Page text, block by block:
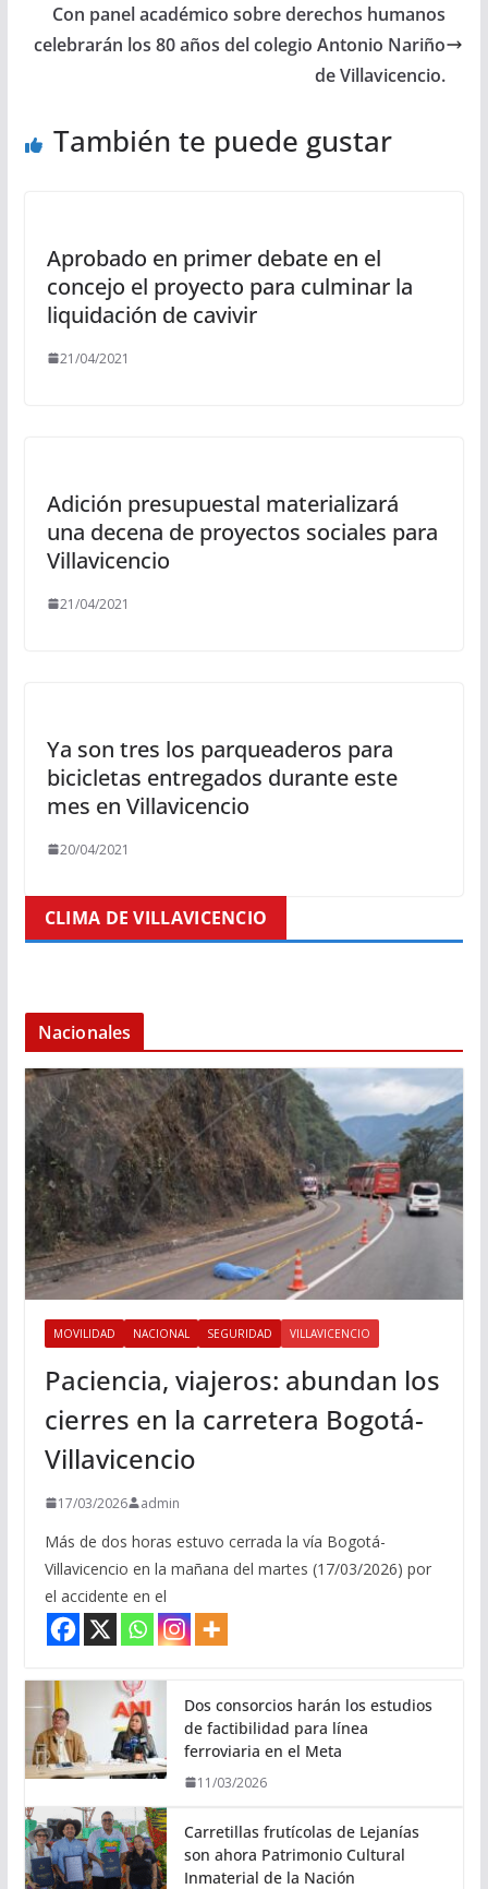
Con panel académico sobre derechos humanos
celebrarán los 80 años del colegio Antonio Nariño
de Villavicencio.
También te puede gustar
Aprobado en primer debate en el
concejo el proyecto para culminar la
liquidación de cavivir
21/04/2021
Adición presupuestal materializará
una decena de proyectos sociales para
Villavicencio
21/04/2021
Ya son tres los parqueaderos para
bicicletas entregados durante este
mes en Villavicencio
20/04/2021
CLIMA DE VILLAVICENCIO
Nacionales
MOVILIDAD NACIONAL SEGURIDAD VILLAVICENCIO
Paciencia, viajeros: abundan los
cierres en la carretera Bogotá-
Villavicencio
17/03/2026 admin
Más de dos horas estuvo cerrada la vía Bogotá-
Villavicencio en la mañana del martes (17/03/2026) por
el accidente en el
Dos consorcios harán los estudios
de factibilidad para línea
ferroviaria en el Meta
11/03/2026
Carretillas frutícolas de Lejanías
son ahora Patrimonio Cultural
Inmaterial de la Nación